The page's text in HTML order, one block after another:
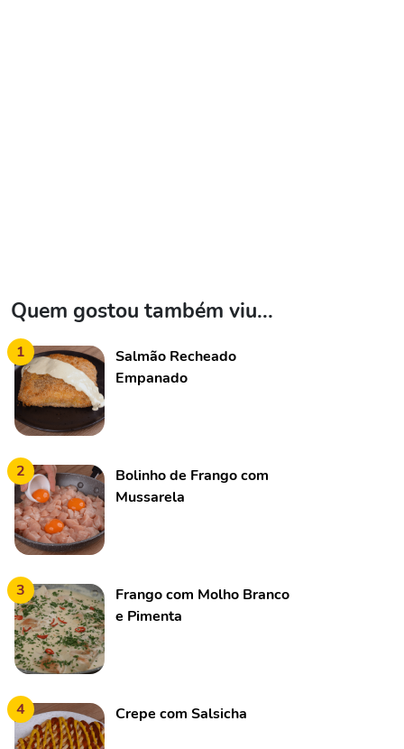
Quem gostou também viu...
1
Salmão Recheado
Empanado
2
Bolinho de Frango com
Mussarela
3
Frango com Molho Branco
e Pimenta
4 Crepe com Salsicha